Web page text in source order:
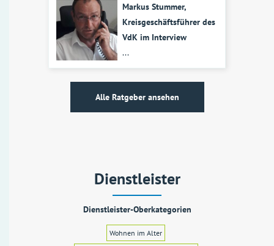
Markus Stummer,
Kreisgeschäftsführer des
VdK im Interview
...
Alle Ratgeber ansehen
Dienstleister
Dienstleister-Oberkategorien
Wohnen im Alter